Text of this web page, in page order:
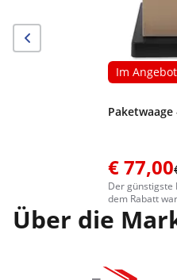
Im Angebot
Paketwaage
€ 77,00
Der günstigste
dem Rabatt
Über die